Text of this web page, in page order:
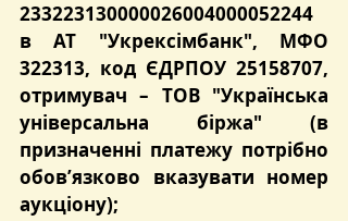
233223130000026004000052244
в АТ "Укрексімбанк"
322313, код ЄДРПОУ 25158707,
отримувач – ТОВ "Українська
універсальна біржа" (в
призначенні платежу потрібно
обов’язково вказувати номер
аукціону);